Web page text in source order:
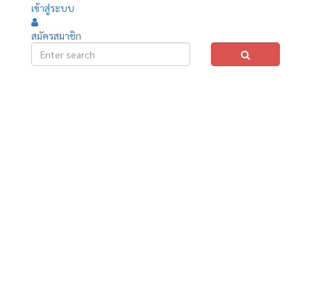
เข้าสู่ระบบ
สมัครสมาชิก